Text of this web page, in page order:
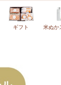
ギフト 米ぬか